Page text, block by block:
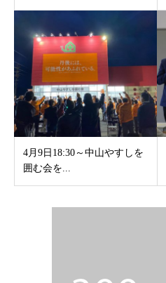
4月9日18:30～中山やすしを
囲む会を...